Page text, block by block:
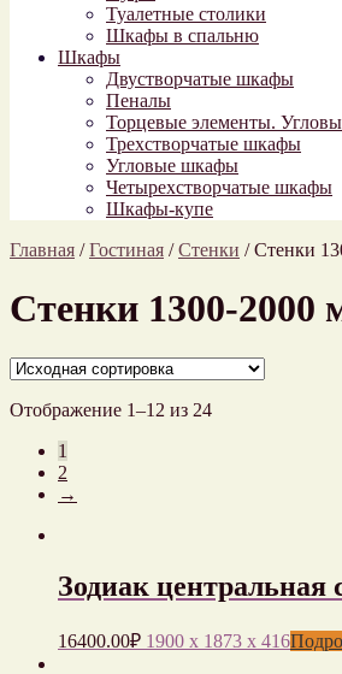
Туалетные столики
Шкафы в спальню
Шкафы
Двустворчатые шкафы
Пеналы
Торцевые элементы.
Трехстворчатые шкафы
Угловые шкафы
Четырехстворчатые шкафы
Шкафы-купе
Главная /Гостиная /Стенки /Стенки
Стенки 1300-2000
Отображение 1–12 из 24
1
2
→
Зодиак центральная
16400.00₽ 1900 x 1873 x 416